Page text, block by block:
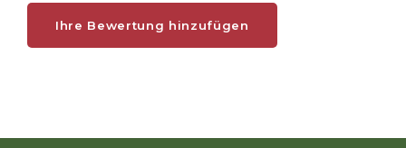
Ihre Bewertung hinzufügen